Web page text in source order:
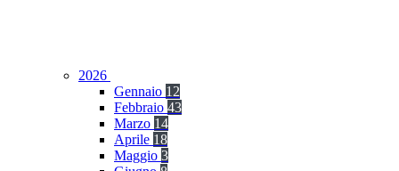
2026
Gennaio 12
Febbraio 43
Marzo 14
Aprile 18
Maggio 3